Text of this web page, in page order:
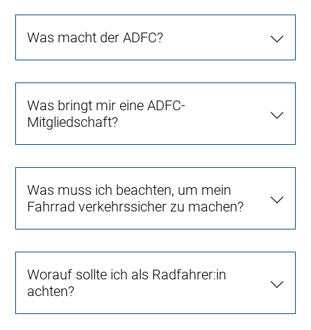
Was macht der ADFC?
Was bringt mir eine ADFC-
Mitgliedschaft?
Was muss ich beachten, um mein
Fahrrad verkehrssicher zu machen?
Worauf sollte ich als Radfahrer:in
achten?